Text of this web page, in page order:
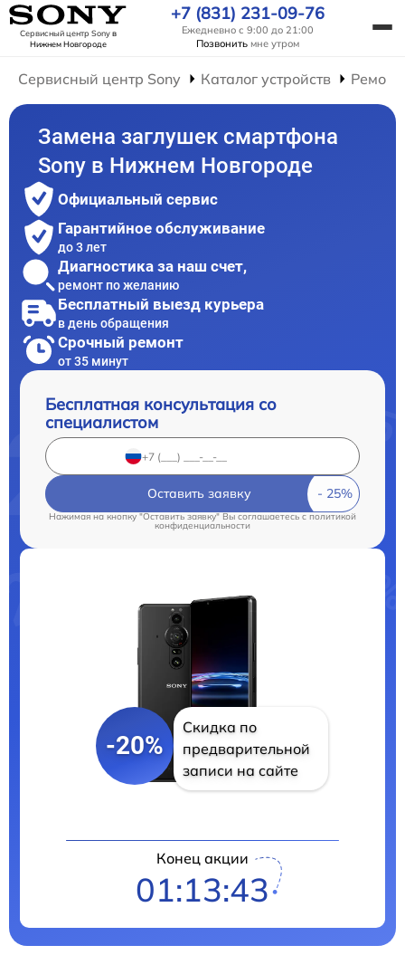
Сервисный центр Sonyв
Нижнем Новгороде
+7 (831) 231-09-76
Ежедневно с 9:00 до 21:00
Позвонить мне утром
Сервисный центр Sony Каталог устройств
Замена заглушек смартфона
Sony в Нижнем Новгороде
Официальный сервис
Гарантийное обслуживание
до 3 лет
Диагностика за наш счет,
ремонт по желанию
Бесплатный выезд курьера
в день обращения
Срочный ремонт
от 35 минут
Бесплатная консультация со
специалистом
Оставить заявку
Нажимая на кнопку "Оставить заявку" Вы соглашаетесь cполитикой
конфиденциальности
-20%
Скидка по
предварительной
записи на сайте
Конец акции
01:13:42